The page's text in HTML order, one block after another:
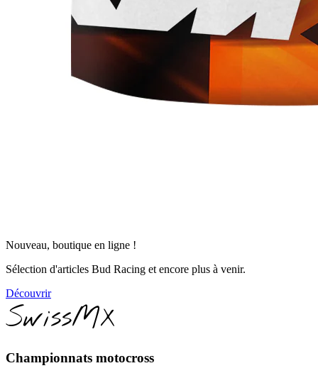
Nouveau, boutique en ligne !
Sélection d'articles Bud Racing et encore plus à venir.
Découvrir
SwissMX
Championnats motocross